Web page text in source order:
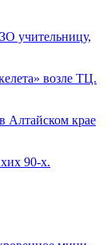
учительницу,
возле ТЦ.
Алтайском крае
90-х.